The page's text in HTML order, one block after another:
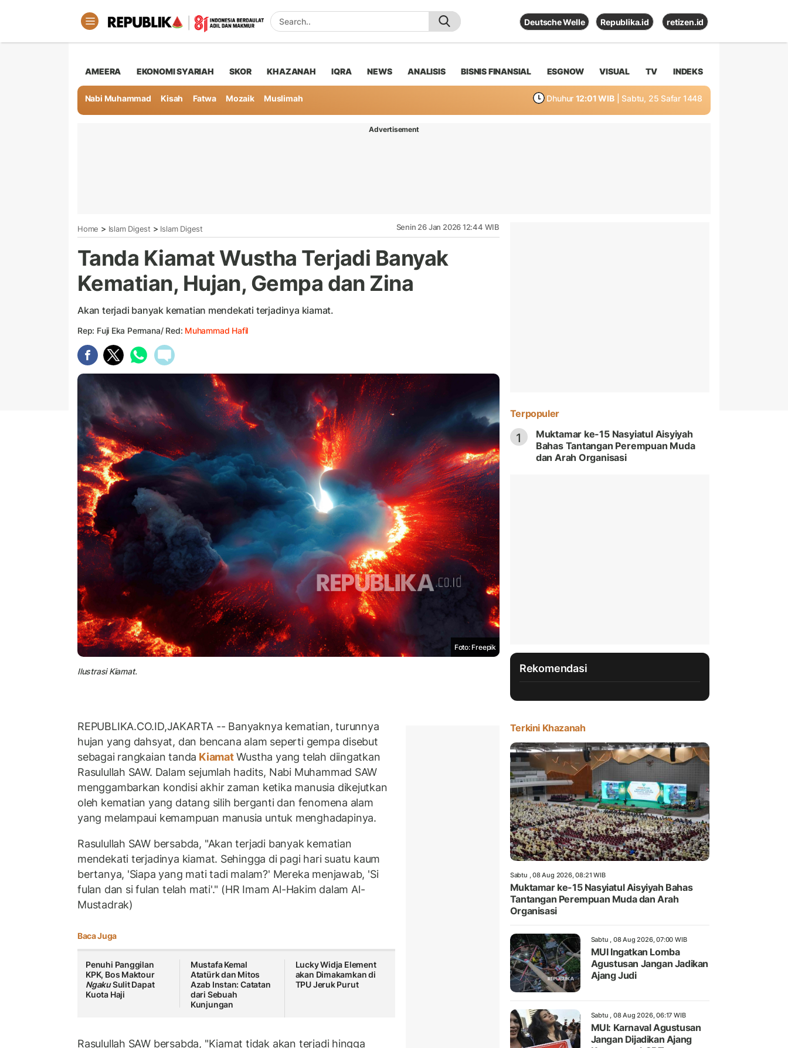
Deutsche Welle Republika.id retizen.id
AMEERA EKONOMI SYARIAH SKOR KHAZANAH IQRA NEWS ANALISIS BISNIS FINANSIAL ESGNOW VISUAL TV INDEKS
Nabi Muhammad Kisah Fatwa Mozaik Muslimah Dhuhur 12:01 WIB | Sabtu, 25 Safar 1448
Advertisement
Home > Islam Digest > Islam Digest Senin 26 Jan 2026 12:44 WIB
Tanda Kiamat Wustha Terjadi Banyak
Kematian, Hujan, Gempa dan Zina
Akan terjadi banyak kematian mendekati terjadinya kiamat.
Rep: Fuji Eka Permana/ Red: Muhammad Hafil
Foto: Freepik
Ilustrasi Kiamat.
REPUBLIKA.CO.ID,JAKARTA -- Banyaknya kematian, turunnya
hujan yang dahsyat, dan bencana alam seperti gempa disebut
sebagai rangkaian tanda KiamatWustha yang telah diingatkan
Rasulullah SAW. Dalam sejumlah hadits, Nabi Muhammad SAW
menggambarkan kondisi akhir zaman ketika manusia dikejutkan
oleh kematian yang datang silih berganti dan fenomena alam
yang melampaui kemampuan manusia untuk menghadapinya.
Rasulullah SAW bersabda, "Akan terjadi banyak kematian
mendekati terjadinya kiamat. Sehingga di pagi hari suatu kaum
bertanya, 'Siapa yang mati tadi malam?' Mereka menjawab, 'Si
fulan dan si fulan telah mati'." (HR Imam Al-Hakim dalam Al-
Mustadrak)
Baca Juga
Penuhi Panggilan
KPK, Bos Maktour
NgakuSulit Dapat
Kuota Haji
Mustafa Kemal
Atatürk dan Mitos
Azab Instan: Catatan
dari Sebuah
Kunjungan
Lucky Widja Element
akan Dimakamkan di
TPU Jeruk Purut
Rasulullah SAW bersabda, "Kiamat tidak akan terjadi hingga
Terpopuler
1
Muktamar ke-15 Nasyiatul Aisyiyah
Bahas Tantangan Perempuan Muda
dan Arah Organisasi
Rekomendasi
Terkini Khazanah
Sabtu , 08 Aug 2026, 08:21 WIB
Muktamar ke-15 Nasyiatul Aisyiyah Bahas
Tantangan Perempuan Muda dan Arah
Organisasi
Sabtu , 08 Aug 2026, 07:00 WIB
MUI Ingatkan Lomba
Agustusan Jangan Jadikan
Ajang Judi
Sabtu , 08 Aug 2026, 06:17 WIB
MUI: Karnaval Agustusan
Jangan Dijadikan Ajang